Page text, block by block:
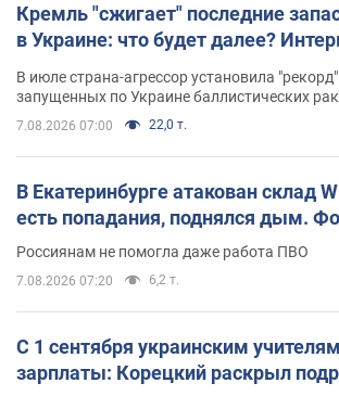
Кремль "сжигает" последние
в Украине: что будет далее?
В июле страна-агрессор установила
запущенных по Украине баллистических
7.08.2026 07:00 22,0 т.
В Екатеринбурге атакован склад
есть попадания, поднялся дым.
Россиянам не помогла даже работа ПВО
7.08.2026 07:20 6,2 т.
С 1 сентября украинским
зарплаты: Корецкий раскрыл